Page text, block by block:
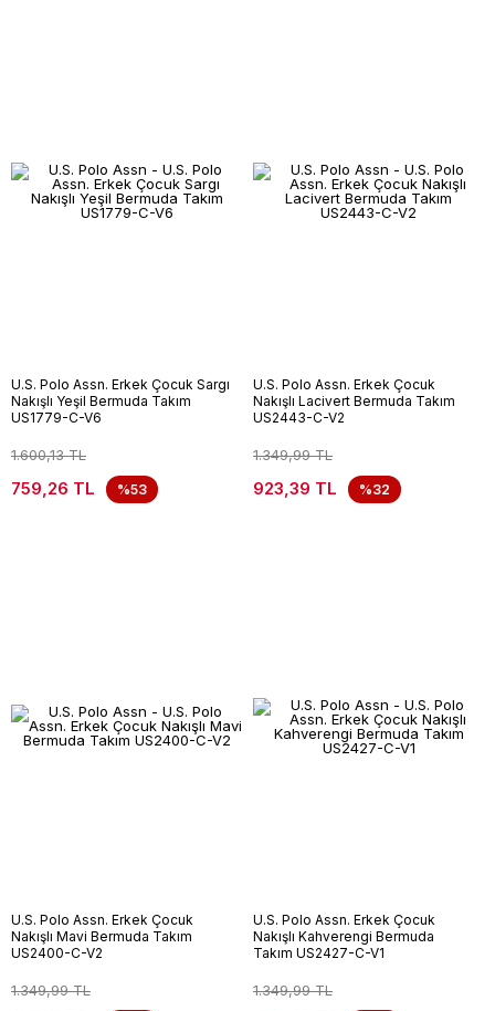
U.S. Polo Assn. Erkek Çocuk Sargı
Nakışlı Yeşil Bermuda Takım
US1779-C-V6
1.600,13 TL
759,26 TL %53
U.S. Polo Assn. Erkek Çocuk
Nakışlı Lacivert Bermuda Takım
US2443-C-V2
1.349,99 TL
923,39 TL %32
U.S. Polo Assn. Erkek Çocuk
Nakışlı Mavi Bermuda Takım
US2400-C-V2
1.349,99 TL
U.S. Polo Assn. Erkek Çocuk
Nakışlı Kahverengi Bermuda
Takım US2427-C-V1
1.349,99 TL